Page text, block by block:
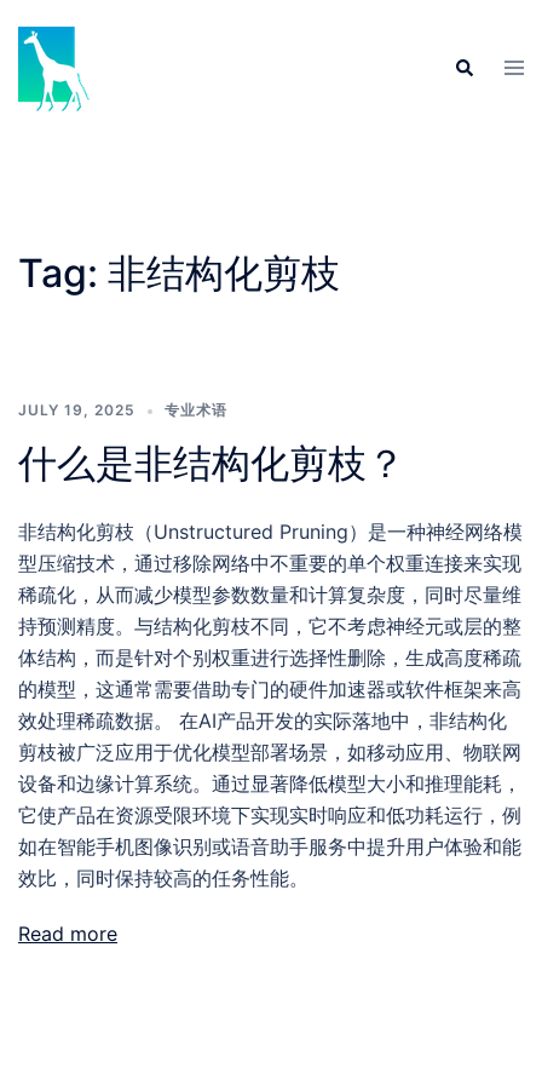
content
Search
Tag: 非结构化剪枝
JULY 19, 2025 专业术语
什么是非结构化剪枝？
非结构化剪枝（Unstructured Pruning）是一种神经网络模
型压缩技术，通过移除网络中不重要的单个权重连接来实现
稀疏化，从而减少模型参数数量和计算复杂度，同时尽量维
持预测精度。与结构化剪枝不同，它不考虑神经元或层的整
体结构，而是针对个别权重进行选择性删除，生成高度稀疏
的模型，这通常需要借助专门的硬件加速器或软件框架来高
效处理稀疏数据。 在AI产品开发的实际落地中，非结构化
剪枝被广泛应用于优化模型部署场景，如移动应用、物联网
设备和边缘计算系统。通过显著降低模型大小和推理能耗，
它使产品在资源受限环境下实现实时响应和低功耗运行，例
如在智能手机图像识别或语音助手服务中提升用户体验和能
效比，同时保持较高的任务性能。
Read more